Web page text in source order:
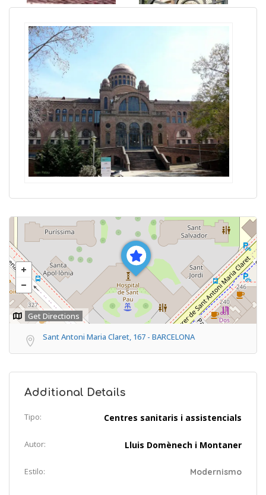
Get Directions
Sant Antoni Maria Claret, 167 - BARCELONA
Additional Details
Tipo: Centres sanitaris i assistencials
Autor: Lluis Domènech i Montaner
Estilo: Modernismo